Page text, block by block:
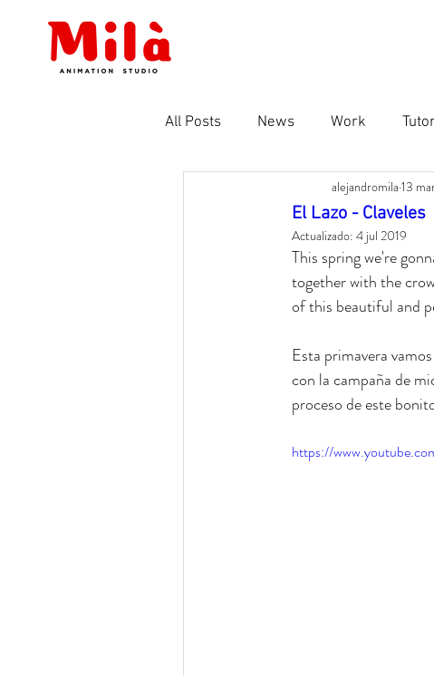
All Posts News Work
Coming soon
El Lazo - Claveles
alejandromila 13
Actualizado: 4 jul 2019
This spring we're
together with the
of this beautiful and
Esta primavera
con la campaña de
proceso de este
https://